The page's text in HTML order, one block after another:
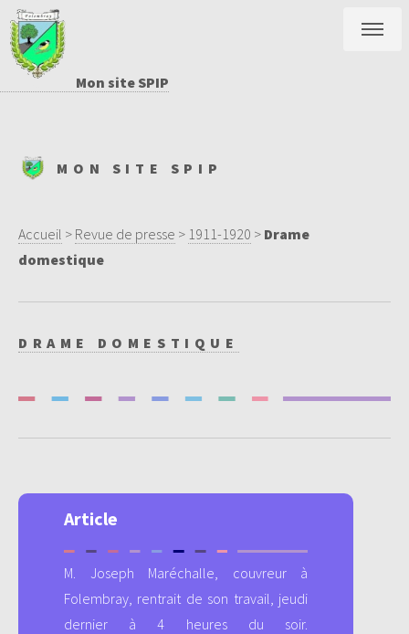
Mon site SPIP
MON SITE SPIP
Accueil > Revue de presse > 1911-1920 > Drame
domestique
DRAME DOMESTIQUE
Article
M. Joseph Maréchalle, couvreur à
Folembray, rentrait de son travail, jeudi
dernier à 4 heures du soir.